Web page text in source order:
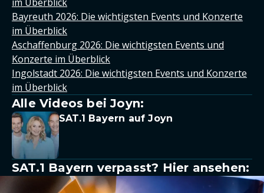
Bayreuth 2026: Die wichtigsten Events und Konzerte
im Überblick
Aschaffenburg 2026: Die wichtigsten Events und
Konzerte im Überblick
Ingolstadt 2026: Die wichtigsten Events und Konzerte
im Überblick
Alle Videos bei Joyn:
SAT.1 Bayern auf Joyn
SAT.1 Bayern verpasst? Hier ansehen: